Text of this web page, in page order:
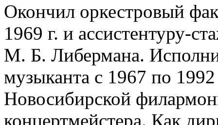
Окончил оркестровый
1969 г. и ассистентуру-
М. Б. Либермана.
музыканта с 1967 по
Новосибирской
концертмейстера. Как